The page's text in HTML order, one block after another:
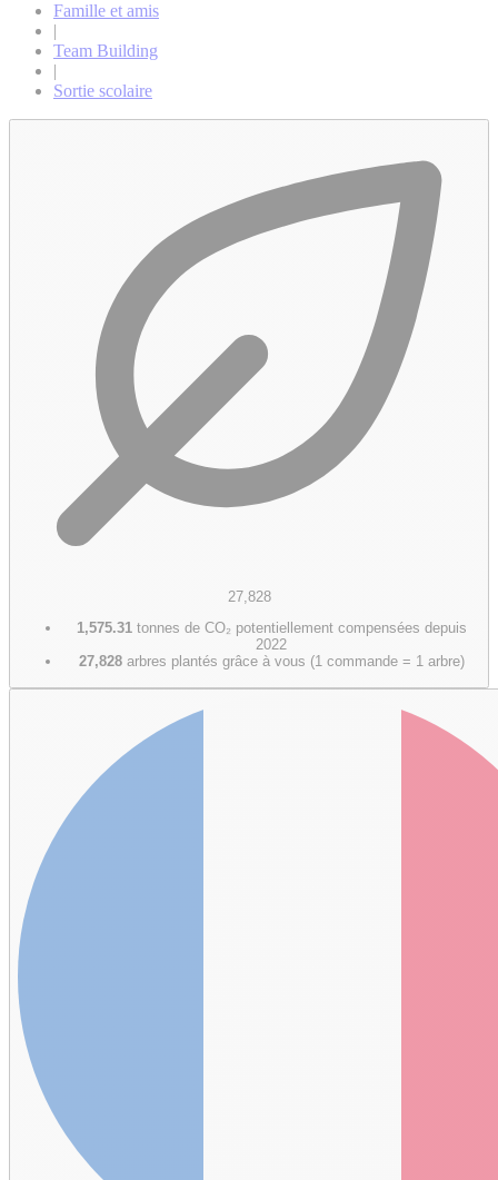
Famille et amis
|
Team Building
|
Sortie scolaire
27,828
1,575.31tonnes de CO₂ potentiellement compensées depuis
2022
27,828 arbres plantés grâce à vous (1 commande = 1 arbre)